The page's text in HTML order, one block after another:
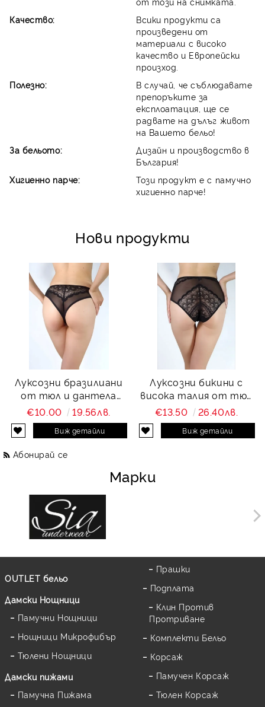
Качество:
Всики продукти са
произведени от
материали с високо
качество и Европейски
произход.
Полезно:
В случай, че съблюдавате
препоръките за
експлоатация, ще се
радвате на дълъг живот
на Вашето бельо!
За бельото:
Дизайн и производство в
България!
Хигиенно парче:
Този продукт е с памучно
хигиенно парче!
Нови продукти
Луксозни бразилиани
от тюл и дантела
Charity
€10.00 19.56лв.
Виж детайли
Луксозни бикини с
висока талия от тюл
и дантела Charity
€13.50 26.40лв.
Виж детайли
Абонирай се
Марки
OUTLET бельо
Дамски Нощници
Памучни Нощници
Нощници Микрофибър
Тюлени Нощници
Дамски пижами
Памучна Пижама
Прашки
Подплата
Клин Против
Протриване
Комплекти Бельо
Корсаж
Памучен Корсаж
Тюлен Корсаж